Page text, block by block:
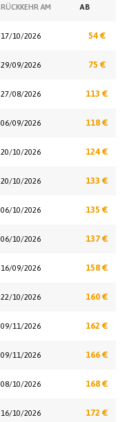
RÜCKKEHR AM AB
17/10/2026 54 €
29/09/2026 75 €
27/08/2026 113 €
06/09/2026 118 €
20/10/2026 124 €
20/10/2026 133 €
06/10/2026 135 €
06/10/2026 137 €
16/09/2026 158 €
22/10/2026 160 €
09/11/2026 162 €
09/11/2026 166 €
08/10/2026 168 €
16/10/2026 172 €